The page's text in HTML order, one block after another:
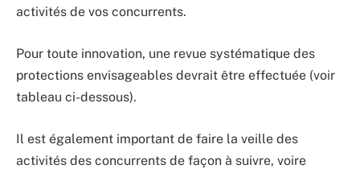
activités de vos concurrents.
Pour toute innovation, une revue systématique des
protections envisageables devrait être effectuée (voir
tableau ci-dessous).
Il est également important de faire la veille des
activités des concurrents de façon à suivre, voire